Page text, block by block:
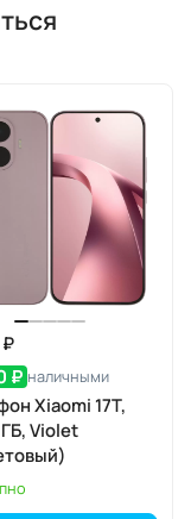
₽ наличными
Xiaomi 17T,
Violet